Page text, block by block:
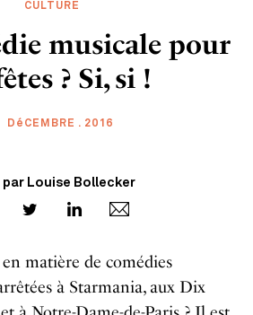
CULTURE
musicale pour
? Si, si !
DéCEMBRE . 2016
par Louise Bollecker
en matière de comédies
à Starmania, aux Dix